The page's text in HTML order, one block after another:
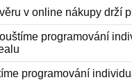
v online nákupy drží
programování
programování